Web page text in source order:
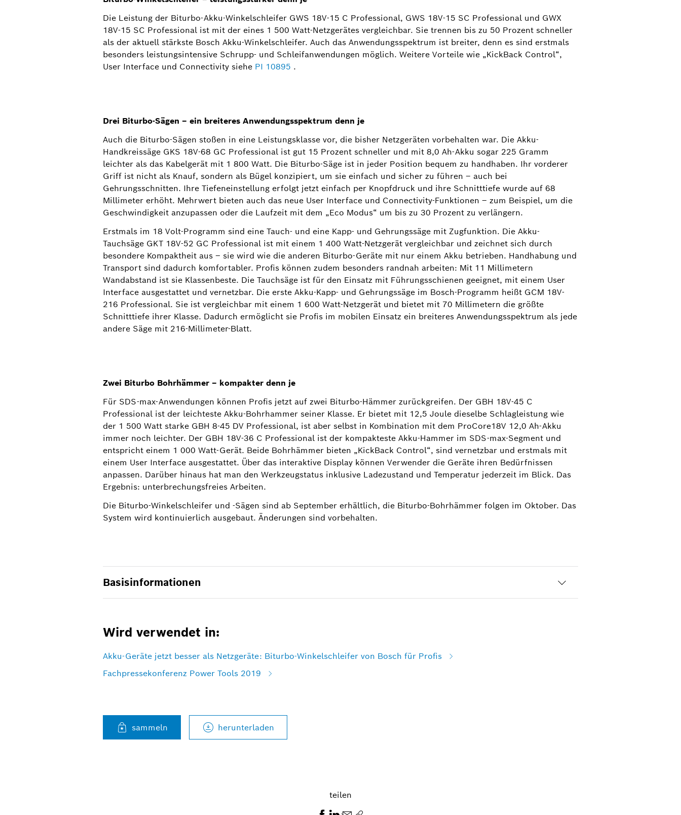
Die Leistung der Biturbo-Akku-Winkelschleifer GWS 18V-15 C Professional, GWS 18V-15 SC Professional und GWX
18V-15 SC Professional ist mit der eines 1 500 Watt-Netzgerätes vergleichbar. Sie trennen bis zu 50 Prozent schneller
als der aktuell stärkste Bosch Akku-Winkelschleifer. Auch das Anwendungsspektrum ist breiter, denn es sind erstmals
besonders leistungsintensive Schrupp- und Schleifanwendungen möglich. Weitere Vorteile wie „KickBack Control“,
User Interface und Connectivity siehe PI 10895 .
Drei Biturbo-Sägen ‒ ein breiteres Anwendungsspektrum denn je
Auch die Biturbo-Sägen stoßen in eine Leistungsklasse vor, die bisher Netzgeräten vorbehalten war. Die Akku-
Handkreissäge GKS 18V-68 GC Professional ist gut 15 Prozent schneller und mit 8,0 Ah-Akku sogar 225 Gramm
leichter als das Kabelgerät mit 1 800 Watt. Die Biturbo-Säge ist in jeder Position bequem zu handhaben. Ihr vorderer
Griff ist nicht als Knauf, sondern als Bügel konzipiert, um sie einfach und sicher zu führen ‒ auch bei
Gehrungsschnitten. Ihre Tiefeneinstellung erfolgt jetzt einfach per Knopfdruck und ihre Schnitttiefe wurde auf 68
Millimeter erhöht. Mehrwert bieten auch das neue User Interface und Connectivity-Funktionen – zum Beispiel, um die
Geschwindigkeit anzupassen oder die Laufzeit mit dem „Eco Modus“ um bis zu 30 Prozent zu verlängern.
Erstmals im 18 Volt-Programm sind eine Tauch- und eine Kapp- und Gehrungssäge mit Zugfunktion. Die Akku-
Tauchsäge GKT 18V-52 GC Professional ist mit einem 1 400 Watt-Netzgerät vergleichbar und zeichnet sich durch
besondere Kompaktheit aus ‒ sie wird wie die anderen Biturbo-Geräte mit nur einem Akku betrieben. Handhabung und
Transport sind dadurch komfortabler. Profis können zudem besonders randnah arbeiten: Mit 11 Millimetern
Wandabstand ist sie Klassenbeste. Die Tauchsäge ist für den Einsatz mit Führungsschienen geeignet, mit einem User
Interface ausgestattet und vernetzbar. Die erste Akku-Kapp- und Gehrungssäge im Bosch-Programm heißt GCM 18V-
216 Professional. Sie ist vergleichbar mit einem 1 600 Watt-Netzgerät und bietet mit 70 Millimetern die größte
Schnitttiefe ihrer Klasse. Dadurch ermöglicht sie Profis im mobilen Einsatz ein breiteres Anwendungsspektrum als jede
andere Säge mit 216-Millimeter-Blatt.
Zwei Biturbo Bohrhämmer ‒ kompakter denn je
Für SDS-max-Anwendungen können Profis jetzt auf zwei Biturbo-Hämmer zurückgreifen. Der GBH 18V-45 C
Professional ist der leichteste Akku-Bohrhammer seiner Klasse. Er bietet mit 12,5 Joule dieselbe Schlagleistung wie
der 1 500 Watt starke GBH 8-45 DV Professional, ist aber selbst in Kombination mit dem ProCore18V 12,0 Ah-Akku
immer noch leichter. Der GBH 18V-36 C Professional ist der kompakteste Akku-Hammer im SDS-max-Segment und
entspricht einem 1 000 Watt-Gerät. Beide Bohrhämmer bieten „KickBack Control“, sind vernetzbar und erstmals mit
einem User Interface ausgestattet. Über das interaktive Display können Verwender die Geräte ihren Bedürfnissen
anpassen. Darüber hinaus hat man den Werkzeugstatus inklusive Ladezustand und Temperatur jederzeit im Blick. Das
Ergebnis: unterbrechungsfreies Arbeiten.
Die Biturbo-Winkelschleifer und -Sägen sind ab September erhältlich, die Biturbo-Bohrhämmer folgen im Oktober. Das
System wird kontinuierlich ausgebaut. Änderungen sind vorbehalten.
Basisinformationen
Wird verwendet in:
Akku-Geräte jetzt besser als Netzgeräte: Biturbo-Winkelschleifer von Bosch für Profis
Fachpressekonferenz Power Tools 2019
sammeln herunterladen
teilen